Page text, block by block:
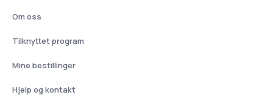
Om oss
Tilknyttet program
Mine bestillinger
Hjelp og kontakt